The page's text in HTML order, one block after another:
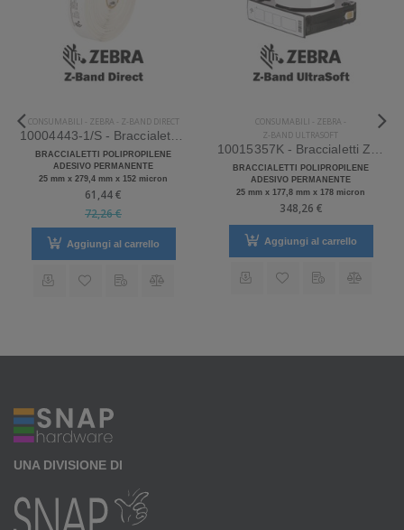
CONSUMABILI - ZEBRA - Z-BAND DIRECT
10004443-1/S - Braccialetti Zebra Z-Band Direct Polipropilene
BRACCIALETTI POLIPROPILENE
ADESIVO PERMANENTE
25 mm x 279,4 mm x 152 micron
61,44 €
72,26 €
Aggiungi al carrello
CONSUMABILI - ZEBRA -
Z-BAND ULTRASOFT
BRACCIALETTI POLIPROPILENE
ADESIVO PERMANENTE
25 mm x 177,8 mm x 178 micron
348,26 €
Aggiungi al carrello
UNA DIVISIONE DI